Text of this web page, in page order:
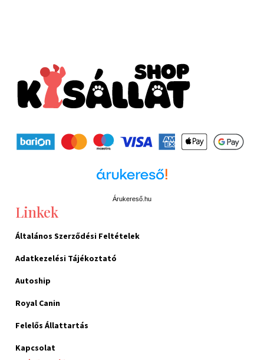
Árukereső.hu
Linkek
Általános Szerződési Feltételek
Adatkezelési Tájékoztató
Autoship
Royal Canin
Felelős Állattartás
Kapcsolat